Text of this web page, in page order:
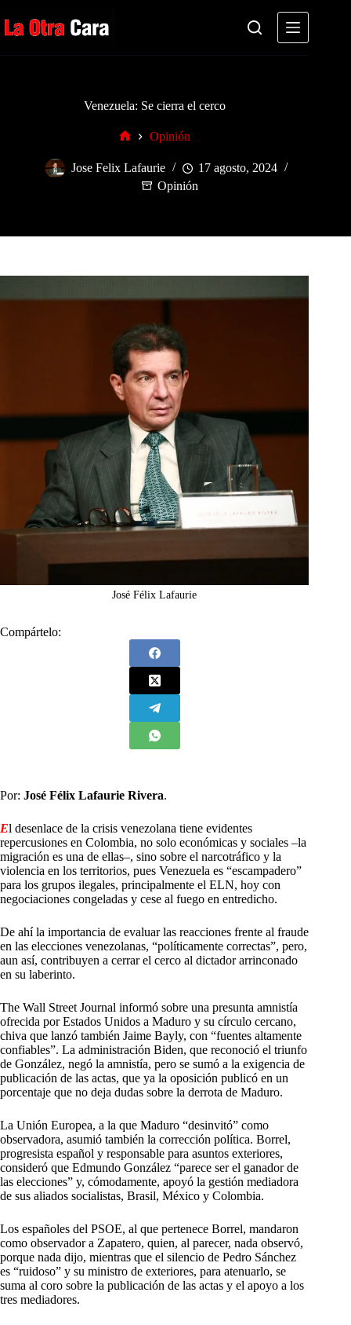
al
contenido
Venezuela: Se cierra el cerco
Opinión
Jose Felix Lafaurie
17 agosto, 2024
Opinión
José Félix Lafaurie
Compártelo:
Por: José Félix Lafaurie Rivera.
El desenlace de la crisis venezolana tiene evidentes
repercusiones en Colombia, no solo económicas y sociales –la
migración es una de ellas–, sino sobre el narcotráfico y la
violencia en los territorios, pues Venezuela es “escampadero”
para los grupos ilegales, principalmente el ELN, hoy con
negociaciones congeladas y cese al fuego en entredicho.
De ahí la importancia de evaluar las reacciones frente al fraude
en las elecciones venezolanas, “políticamente correctas”, pero,
aun así, contribuyen a cerrar el cerco al dictador arrinconado
en su laberinto.
The Wall Street Journal informó sobre una presunta amnistía
ofrecida por Estados Unidos a Maduro y su círculo cercano,
chiva que lanzó también Jaime Bayly, con “fuentes altamente
confiables”. La administración Biden, que reconoció el triunfo
de González, negó la amnistía, pero se sumó a la exigencia de
publicación de las actas, que ya la oposición publicó en un
porcentaje que no deja dudas sobre la derrota de Maduro.
La Unión Europea, a la que Maduro “desinvitó” como
observadora, asumió también la corrección política. Borrel,
progresista español y responsable para asuntos exteriores,
consideró que Edmundo González “parece ser el ganador de
las elecciones” y, cómodamente, apoyó la gestión mediadora
de sus aliados socialistas, Brasil, México y Colombia.
Los españoles del PSOE, al que pertenece Borrel, mandaron
como observador a Zapatero, quien, al parecer, nada observó,
porque nada dijo, mientras que el silencio de Pedro Sánchez
es “ruidoso” y su ministro de exteriores, para atenuarlo, se
suma al coro sobre la publicación de las actas y el apoyo a los
tres mediadores.